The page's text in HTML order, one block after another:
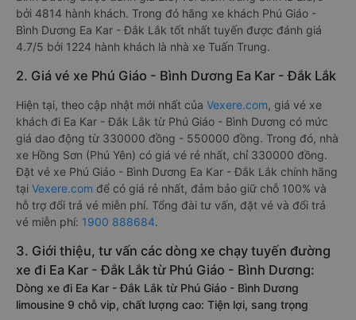
bởi 4814 hành khách. Trong đó hãng xe khách Phú Giáo -
Bình Dương Ea Kar - Đắk Lắk tốt nhất tuyến được đánh giá
4.7/5 bởi 1224 hành khách là nhà xe Tuấn Trung.
2. Giá vé xe Phú Giáo - Bình Dương Ea Kar - Đắk Lắk
Hiện tại, theo cập nhật mới nhất của Vexere.com, giá vé xe
khách đi Ea Kar - Đắk Lắk từ Phú Giáo - Bình Dương có mức
giá dao động từ 330000 đồng - 550000 đồng. Trong đó, nhà
xe Hồng Sơn (Phú Yên) có giá vé rẻ nhất, chỉ 330000 đồng.
Đặt vé xe Phú Giáo - Bình Dương Ea Kar - Đắk Lắk chính hãng
tại Vexere.com để có giá rẻ nhất, đảm bảo giữ chỗ 100% và
hỗ trợ đổi trả vé miễn phí. Tổng đài tư vấn, đặt vé và đổi trả
vé miễn phí: 1900 888684.
3. Giới thiệu, tư vấn các dòng xe chạy tuyến đường
xe đi Ea Kar - Đắk Lắk từ Phú Giáo - Bình Dương:
Dòng xe đi Ea Kar - Đắk Lắk từ Phú Giáo - Bình Dương
limousine 9 chỗ vip, chất lượng cao: Tiện lợi, sang trọng